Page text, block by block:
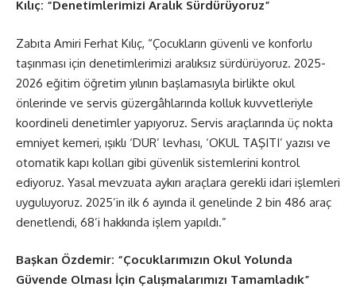
Kılıç: “Denetimlerimizi Aralık Sürdürüyoruz”
Zabıta Amiri Ferhat Kılıç, “Çocukların güvenli ve konforlu
taşınması için denetimlerimizi aralıksız sürdürüyoruz. 2025-
2026 eğitim öğretim yılının başlamasıyla birlikte okul
önlerinde ve servis güzergâhlarında kolluk kuvvetleriyle
koordineli denetimler yapıyoruz. Servis araçlarında üç nokta
emniyet kemeri, ışıklı ‘DUR’ levhası, ‘OKUL TAŞITI’ yazısı ve
otomatik kapı kolları gibi güvenlik sistemlerini kontrol
ediyoruz. Yasal mevzuata aykırı araçlara gerekli idari işlemleri
uyguluyoruz. 2025’in ilk 6 ayında il genelinde 2 bin 486 araç
denetlendi, 68’i hakkında işlem yapıldı.”
Başkan Özdemir: “Çocuklarımızın Okul Yolunda
Güvende Olması İçin Çalışmalarımızı Tamamladık”